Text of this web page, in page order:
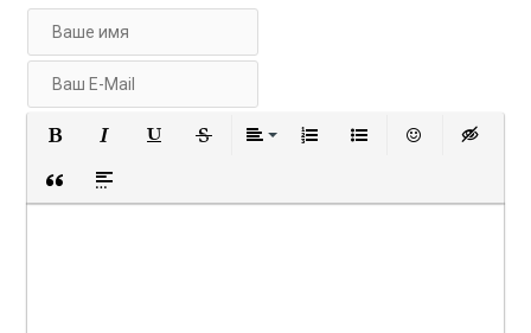
Вставка цитаты
Вставка спойлера